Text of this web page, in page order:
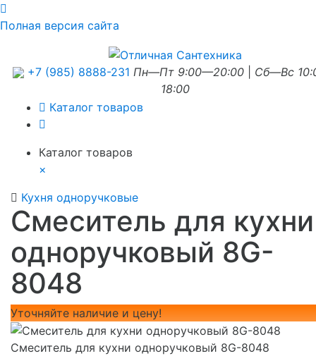
Полная версия сайта
+7 (985) 8888-231 Пн—Пт 9:00—20:00
Сб—Вс
18:00
Каталог товаров
Каталог товаров
×
Кухня одноручковые
Смеситель для кухни
одноручковый 8G-
8048
Уточняйте наличие и цену!
Смеситель для кухни одноручковый 8G-8048